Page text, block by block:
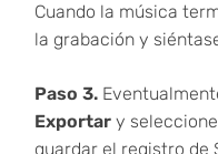
Cuando la música
la grabación y
Paso 3.
Exportary seleccione
guardar el registro de